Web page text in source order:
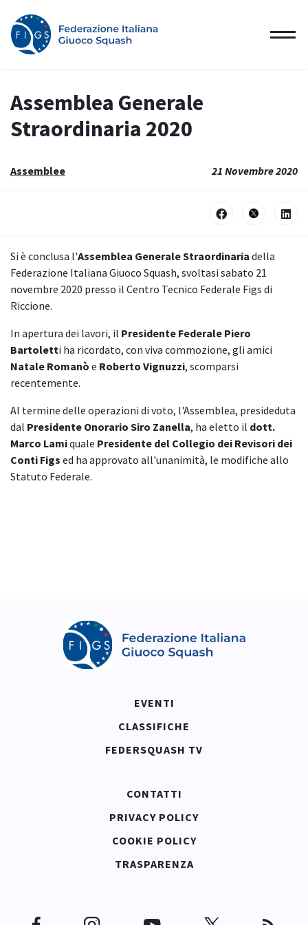
Assemblea Generale
Straordinaria 2020
Assemblee 21 Novembre 2020
Si è conclusa l'Assemblea Generale Straordinaria della
Federazione Italiana Giuoco Squash, svoltasi sabato 21
novembre 2020 presso il Centro Tecnico Federale Figs di
Riccione.
In apertura dei lavori, il Presidente Federale Piero
Bartoletti ha ricordato, con viva commozione, gli amici
Natale Romanò e Roberto Vignuzzi, scomparsi
recentemente.
Al termine delle operazioni di voto, l'Assemblea, presideduta
dal Presidente Onorario Siro Zanella, ha eletto il dott.
Marco Lamiquale Presidente del Collegio dei Revisori dei
Conti Figs ed ha approvato all'unanimità, le modifiche allo
Statuto Federale.
EVENTI
CLASSIFICHE
FEDERSQUASH TV
CONTATTI
PRIVACY POLICY
COOKIE POLICY
TRASPARENZA